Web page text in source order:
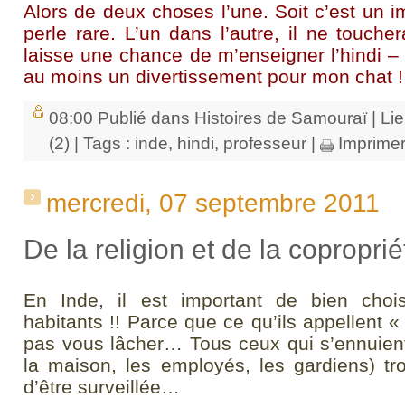
Alors de deux choses l’une. Soit c’est un
perle rare. L’un dans l’autre, il ne
laisse une chance de m’enseigner l’hindi
au moins un divertissement pour mon chat !
08:00 Publié dans Histoires de Samouraï|
(2) | Tags : inde, hindi, professeur Imprimer
mercredi, 07 septembre 2011
De la religion et de la
En Inde, il est important de bien
habitants !! Parce que ce qu’ils appellent
pas vous lâcher… Tous ceux qui
la maison, les employés, les gardiens)
d’être surveillée…